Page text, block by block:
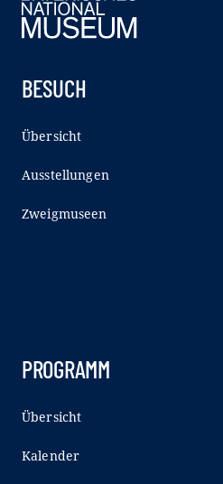
BESUCH
Übersicht
Ausstellungen
Zweigmuseen
PROGRAMM
Übersicht
Kalender